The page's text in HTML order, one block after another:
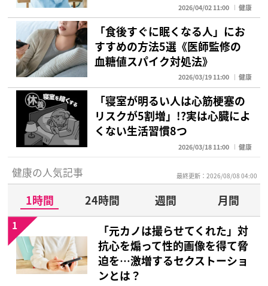
2026/04/02 11:00 健康
「食後すぐに眠くなる人」にお
すすめの方法5選《医師監修の
血糖値スパイク対処法》
2026/03/19 11:00 健康
「寝室が明るい人は心筋梗塞の
リスクが5割増」!?実は心臓によ
くない生活習慣8つ
2026/03/18 11:00 健康
健康の人気記事 最終更新：2026/08/08 04:00
1時間 24時間 週間
月間
「元カノは撮らせてくれた」対
抗心を煽って性的画像を得て脅
迫を…激増するセクストーショ
ンとは？
1